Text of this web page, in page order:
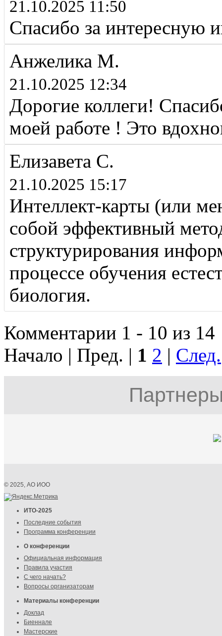
21.10.2025 11:50
Спасибо за интересную
Анжелика М.
21.10.2025 12:34
Дорогие коллеги!
моей работе ! Это
Елизавета С.
21.10.2025 15:17
Интеллект-карты (или
собой эффективный
структурирования
процессе обучения
биология.
Комментарии 1 - 10 из 14
Начало | Пред. | 1 2 | След.
© 2025, АО ИОО
ИТО-2025
Последние события
Программа конференции
О конференции
Официальная информация
Правила участия
С чего начать?
Вопросы организаторам
Материалы конференции
Доклад
Биеннале
Мастерские